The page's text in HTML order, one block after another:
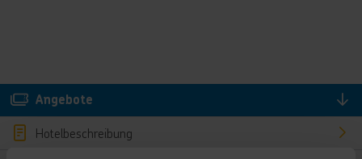
Angebote
Hotelbeschreibung